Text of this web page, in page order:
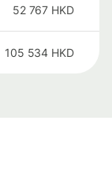
52 767 HKD
105 534 HKD